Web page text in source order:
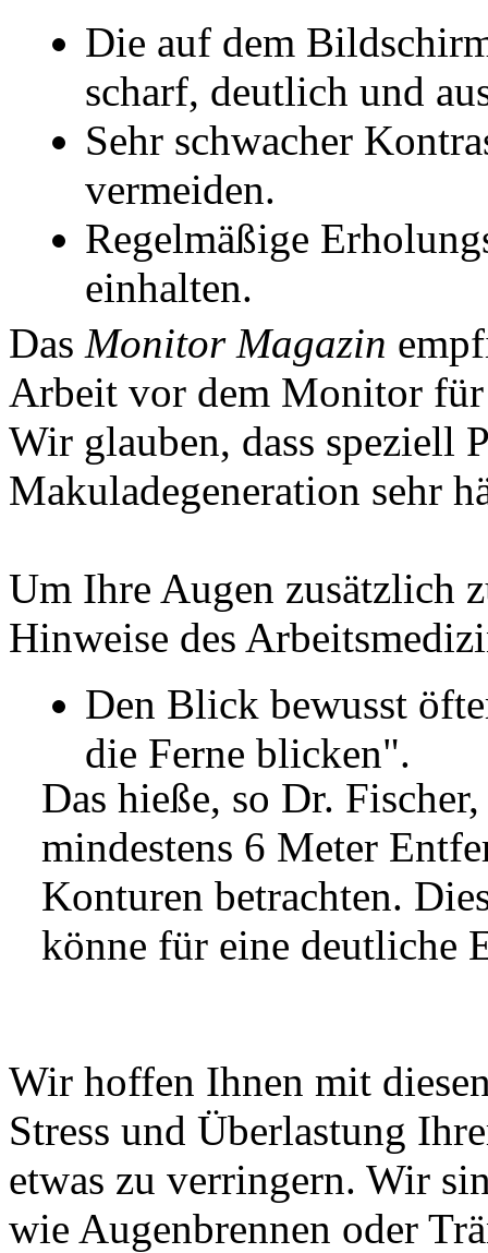
Die auf dem
scharf, deutlich und
Sehr schwacher
vermeiden.
Regelmäßige
einhalten.
Das Monitor Magazin
Arbeit vor dem Monitor
Wir glauben, dass speziell
Makuladegeneration sehr
Um Ihre Augen zusätzlich
Hinweise des
Den Blick bewusst
die Ferne blicken".
Das hieße, so Dr.
mindestens 6 Meter
Konturen betrachten.
könne für eine deutliche
Wir hoffen Ihnen mit
Stress und Überlastung
etwas zu verringern. Wir
wie Augenbrennen oder